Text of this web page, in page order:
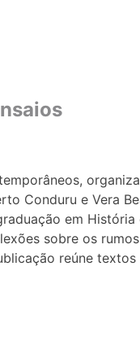
Conduru e Vera
em
sobre os
reúne textos